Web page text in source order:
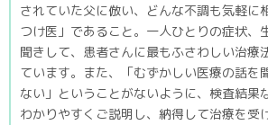
されていた父に倣い、どんな不調も気軽に
つけ医」であること。一人ひとりの症状、
聞きして、患者さんに最もふさわしい治療
ています。また、「むずかしい医療の話を
ない」ということがないように、検査結果
わかりやすくご説明し、納得して治療を受